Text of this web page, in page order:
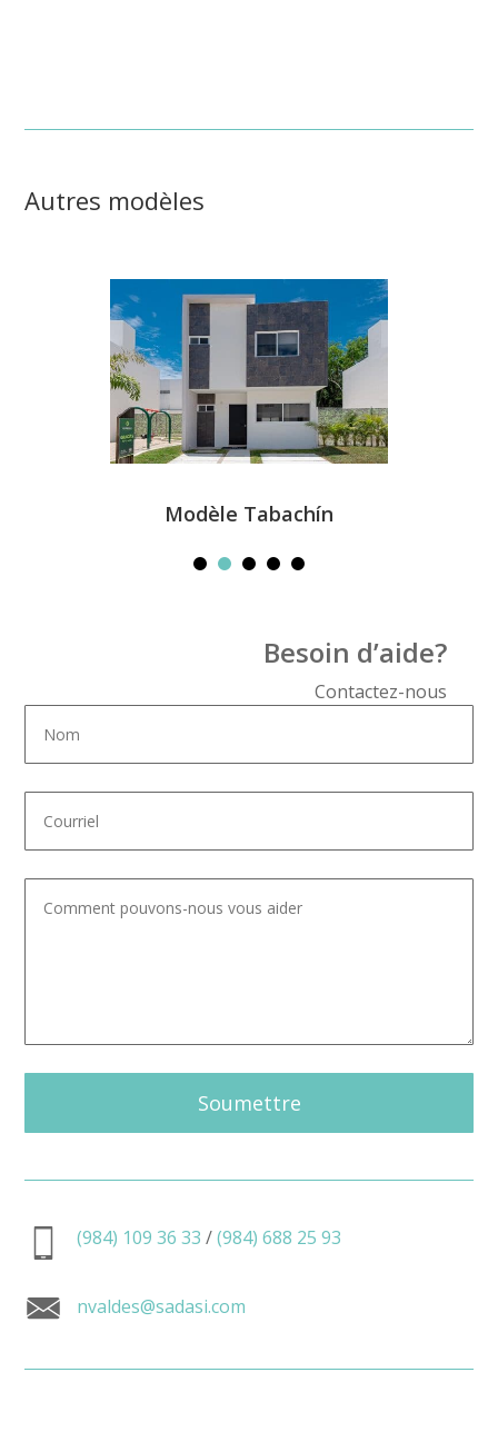
Autres modèles
Modèle Tabachín
Besoin d’aide?
Contactez-nous
Soumettre
(984) 109 36 33 /(984) 688 25 93
nvaldes@sadasi.com